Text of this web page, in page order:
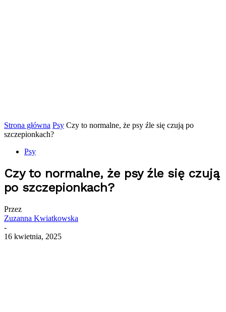
Strona główna Psy Czy to normalne, że psy źle się czują po
szczepionkach?
Psy
Czy to normalne, że psy źle się czują
po szczepionkach?
Przez
Zuzanna Kwiatkowska
-
16 kwietnia, 2025